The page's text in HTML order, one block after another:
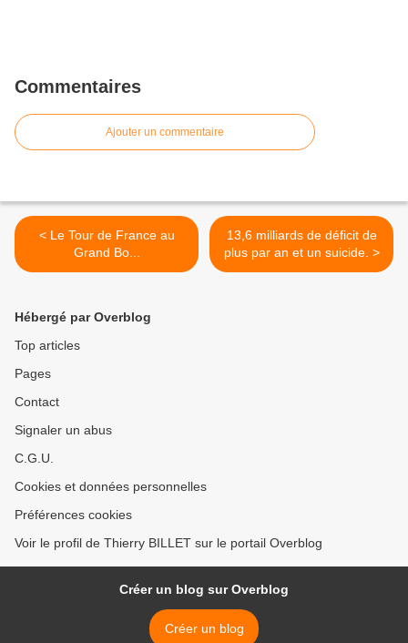
Commentaires
Ajouter un commentaire
< Le Tour de France au
Grand Bo...
13,6 milliards de déficit de
plus par an et un suicide. >
Hébergé par Overblog
Top articles
Pages
Contact
Signaler un abus
C.G.U.
Cookies et données personnelles
Préférences cookies
Voir le profil de Thierry BILLET sur le portail Overblog
Créer un blog sur Overblog
Créer un blog